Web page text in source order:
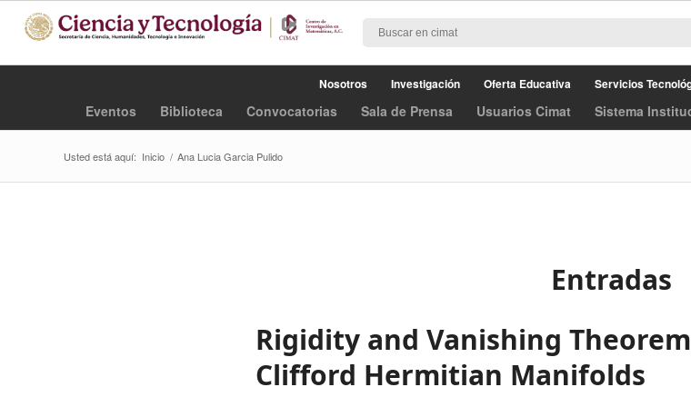
Nosotros Investigación Oferta Educativa Servicios
Eventos Biblioteca Convocatorias Sala de Prensa Usuarios Cimat Sistema
Usted está aquí: Inicio / Ana Lucia Garcia Pulido
Entradas
Rigidity and Vanishing
Clifford Hermitian Manifolds